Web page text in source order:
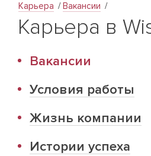
Карьера Вакансии
Карьера в
Вакансии
Условия работы
Жизнь компании
Истории успеха